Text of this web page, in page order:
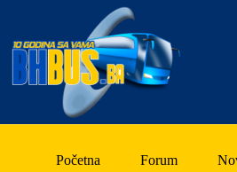
content
Početna Forum